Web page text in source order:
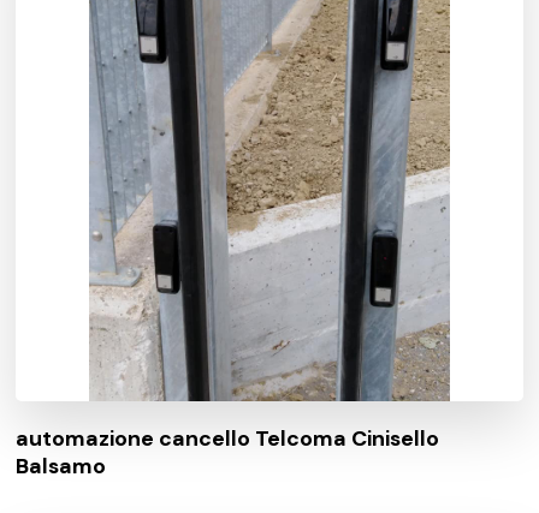
automazione cancello Telcoma Cinisello
Balsamo